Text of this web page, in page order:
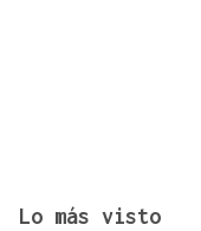
Lo más visto